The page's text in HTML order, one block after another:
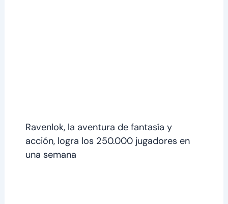
Ravenlok, la aventura de fantasía y
acción, logra los 250.000 jugadores en
una semana